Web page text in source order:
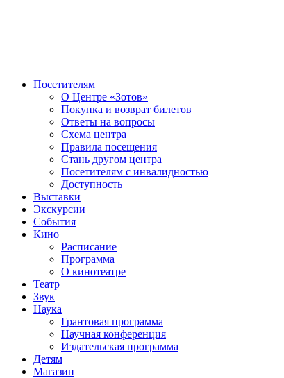
Посетителям
О Центре «Зотов»
Покупка и возврат билетов
Ответы на вопросы
Схема центра
Правила посещения
Стань другом центра
Посетителям с инвалидностью
Доступность
Выставки
Экскурсии
События
Кино
Расписание
Программа
О кинотеатре
Театр
Звук
Наука
Грантовая программа
Научная конференция
Издательская программа
Детям
Магазин